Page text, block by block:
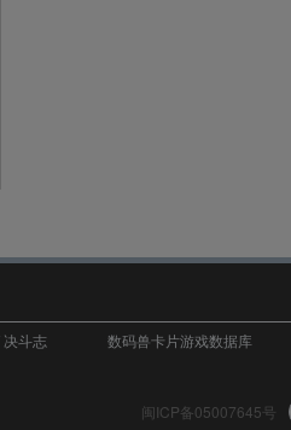
斗志 数码兽卡片游戏数据库
闽ICP备05007645号